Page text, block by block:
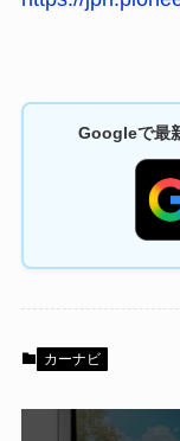
Googleで最
カーナビ